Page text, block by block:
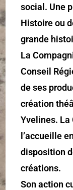
social. Une
Histoire ou
grande
La
Conseil
de ses
création
Yvelines. La
l’accueille
disposition
créations.
Son action